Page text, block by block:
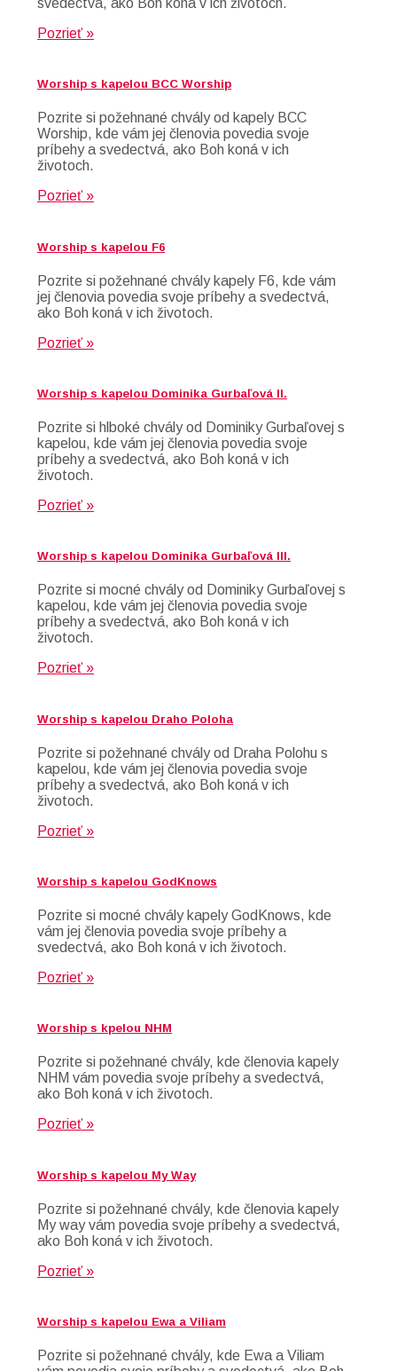
svedectvá, ako Boh koná v ich životoch.
Pozrieť »
Worship s kapelou BCC Worship
Pozrite si požehnané chvály od kapely BCC
Worship, kde vám jej členovia povedia svoje
príbehy a svedectvá, ako Boh koná v ich
životoch.
Pozrieť »
Worship s kapelou F6
Pozrite si požehnané chvály kapely F6, kde vám
jej členovia povedia svoje príbehy a svedectvá,
ako Boh koná v ich životoch.
Pozrieť »
Worship s kapelou Dominika Gurbaľová II.
Pozrite si hlboké chvály od Dominiky Gurbaľovej s
kapelou, kde vám jej členovia povedia svoje
príbehy a svedectvá, ako Boh koná v ich
životoch.
Pozrieť »
Worship s kapelou Dominika Gurbaľová III.
Pozrite si mocné chvály od Dominiky Gurbaľovej s
kapelou, kde vám jej členovia povedia svoje
príbehy a svedectvá, ako Boh koná v ich
životoch.
Pozrieť »
Worship s kapelou Draho Poloha
Pozrite si požehnané chvály od Draha Polohu s
kapelou, kde vám jej členovia povedia svoje
príbehy a svedectvá, ako Boh koná v ich
životoch.
Pozrieť »
Worship s kapelou GodKnows
Pozrite si mocné chvály kapely GodKnows, kde
vám jej členovia povedia svoje príbehy a
svedectvá, ako Boh koná v ich životoch.
Pozrieť »
Worship s kpelou NHM
Pozrite si požehnané chvály, kde členovia kapely
NHM vám povedia svoje príbehy a svedectvá,
ako Boh koná v ich životoch.
Pozrieť »
Worship s kapelou My Way
Pozrite si požehnané chvály, kde členovia kapely
My way vám povedia svoje príbehy a svedectvá,
ako Boh koná v ich životoch.
Pozrieť »
Worship s kapelou Ewa a Viliam
Pozrite si požehnané chvály, kde Ewa a Viliam